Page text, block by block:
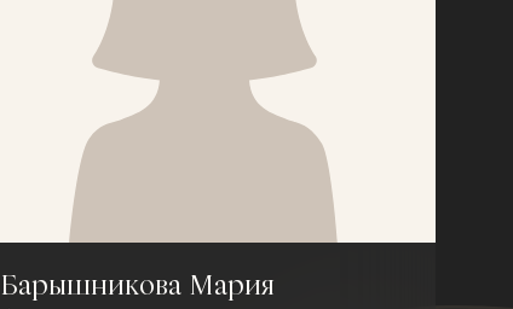
Барышникова Мария